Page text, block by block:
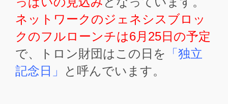
ネットワークのジェネシスブロッ
クのフルローンチは6月25日の予定
で、トロン財団はこの日を
「独立
記念日」
と呼んでいます。